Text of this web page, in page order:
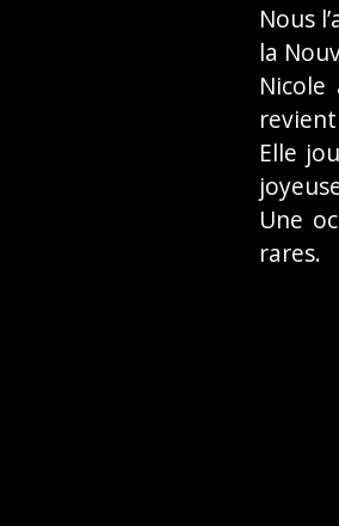
Nous
la
Elle
Une
rares.